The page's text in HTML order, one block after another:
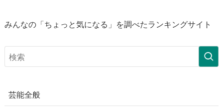
みんなの「ちょっと気になる」を調べたランキングサイト
芸能全般